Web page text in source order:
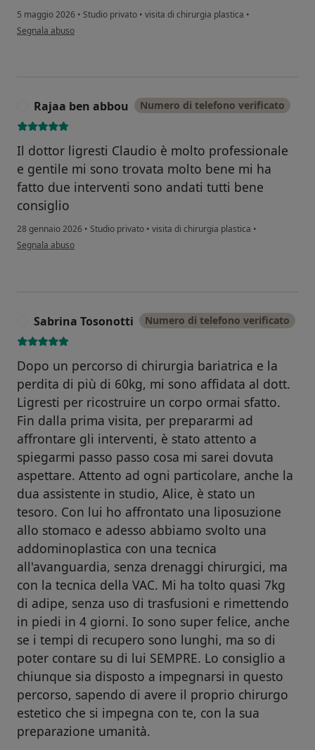
5 maggio 2026 • Studio privato • visita di chirurgia plastica •
secondo l'opinione dell'utente Elena
Segnala abuso
Rajaa ben abbou Numero di telefono verificato
Il dottor ligresti Claudio è molto professionale
e gentile mi sono trovata molto bene mi ha
fatto due interventi sono andati tutti bene
consiglio
28 gennaio 2026 • Studio privato • visita di chirurgia plastica •
secondo l'opinione dell'utente Rajaa ben abbou
Segnala abuso
Sabrina Tosonotti Numero di telefono verificato
Dopo un percorso di chirurgia bariatrica e la
perdita di più di 60kg, mi sono affidata al dott.
Ligresti per ricostruire un corpo ormai sfatto.
Fin dalla prima visita, per prepararmi ad
affrontare gli interventi, è stato attento a
spiegarmi passo passo cosa mi sarei dovuta
aspettare. Attento ad ogni particolare, anche la
dua assistente in studio, Alice, è stato un
tesoro. Con lui ho affrontato una liposuzione
allo stomaco e adesso abbiamo svolto una
addominoplastica con una tecnica
all'avanguardia, senza drenaggi chirurgici, ma
con la tecnica della VAC. Mi ha tolto quasi 7kg
di adipe, senza uso di trasfusioni e rimettendo
in piedi in 4 giorni. Io sono super felice, anche
se i tempi di recupero sono lunghi, ma so di
poter contare su di lui SEMPRE. Lo consiglio a
chiunque sia disposto a impegnarsi in questo
percorso, sapendo di avere il proprio chirurgo
estetico che si impegna con te, con la sua
preparazione umanità.